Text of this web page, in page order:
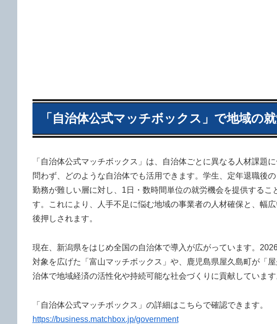
「自治体公式マッチボックス」で地域の
「自治体公式マッチボックス」は、自治体ごとに異なる人材課題
問わず、どのような自治体でも活用できます。学生、定年退職後
勤務が難しい層に対し、1日・数時間単位の就労機会を提供するこ
す。これにより、人手不足に悩む地域の事業者の人材確保と、幅
後押しされます。
現在、新潟県をはじめ全国の自治体で導入が広がっています。
対象を広げた「富山マッチボックス」や、鹿児島県屋久島町が「
治体で地域経済の活性化や持続可能な社会づくりに貢献しています
「自治体公式マッチボックス」の詳細はこちらで確認できます。
https://business.matchbox.jp/government